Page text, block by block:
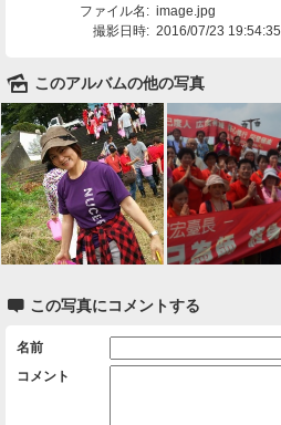
ファイル名: image.jpg
撮影日時: 2016/07/23 19:54:35
🌄 このアルバムの他の写真
 この写真にコメントする
名前
コメント